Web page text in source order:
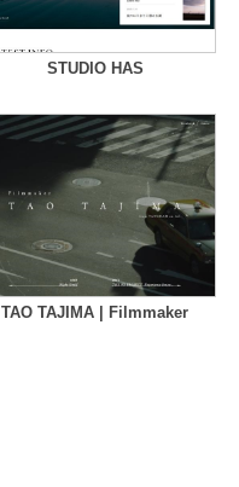
STUDIO HAS
TAO TAJIMA | Filmmaker